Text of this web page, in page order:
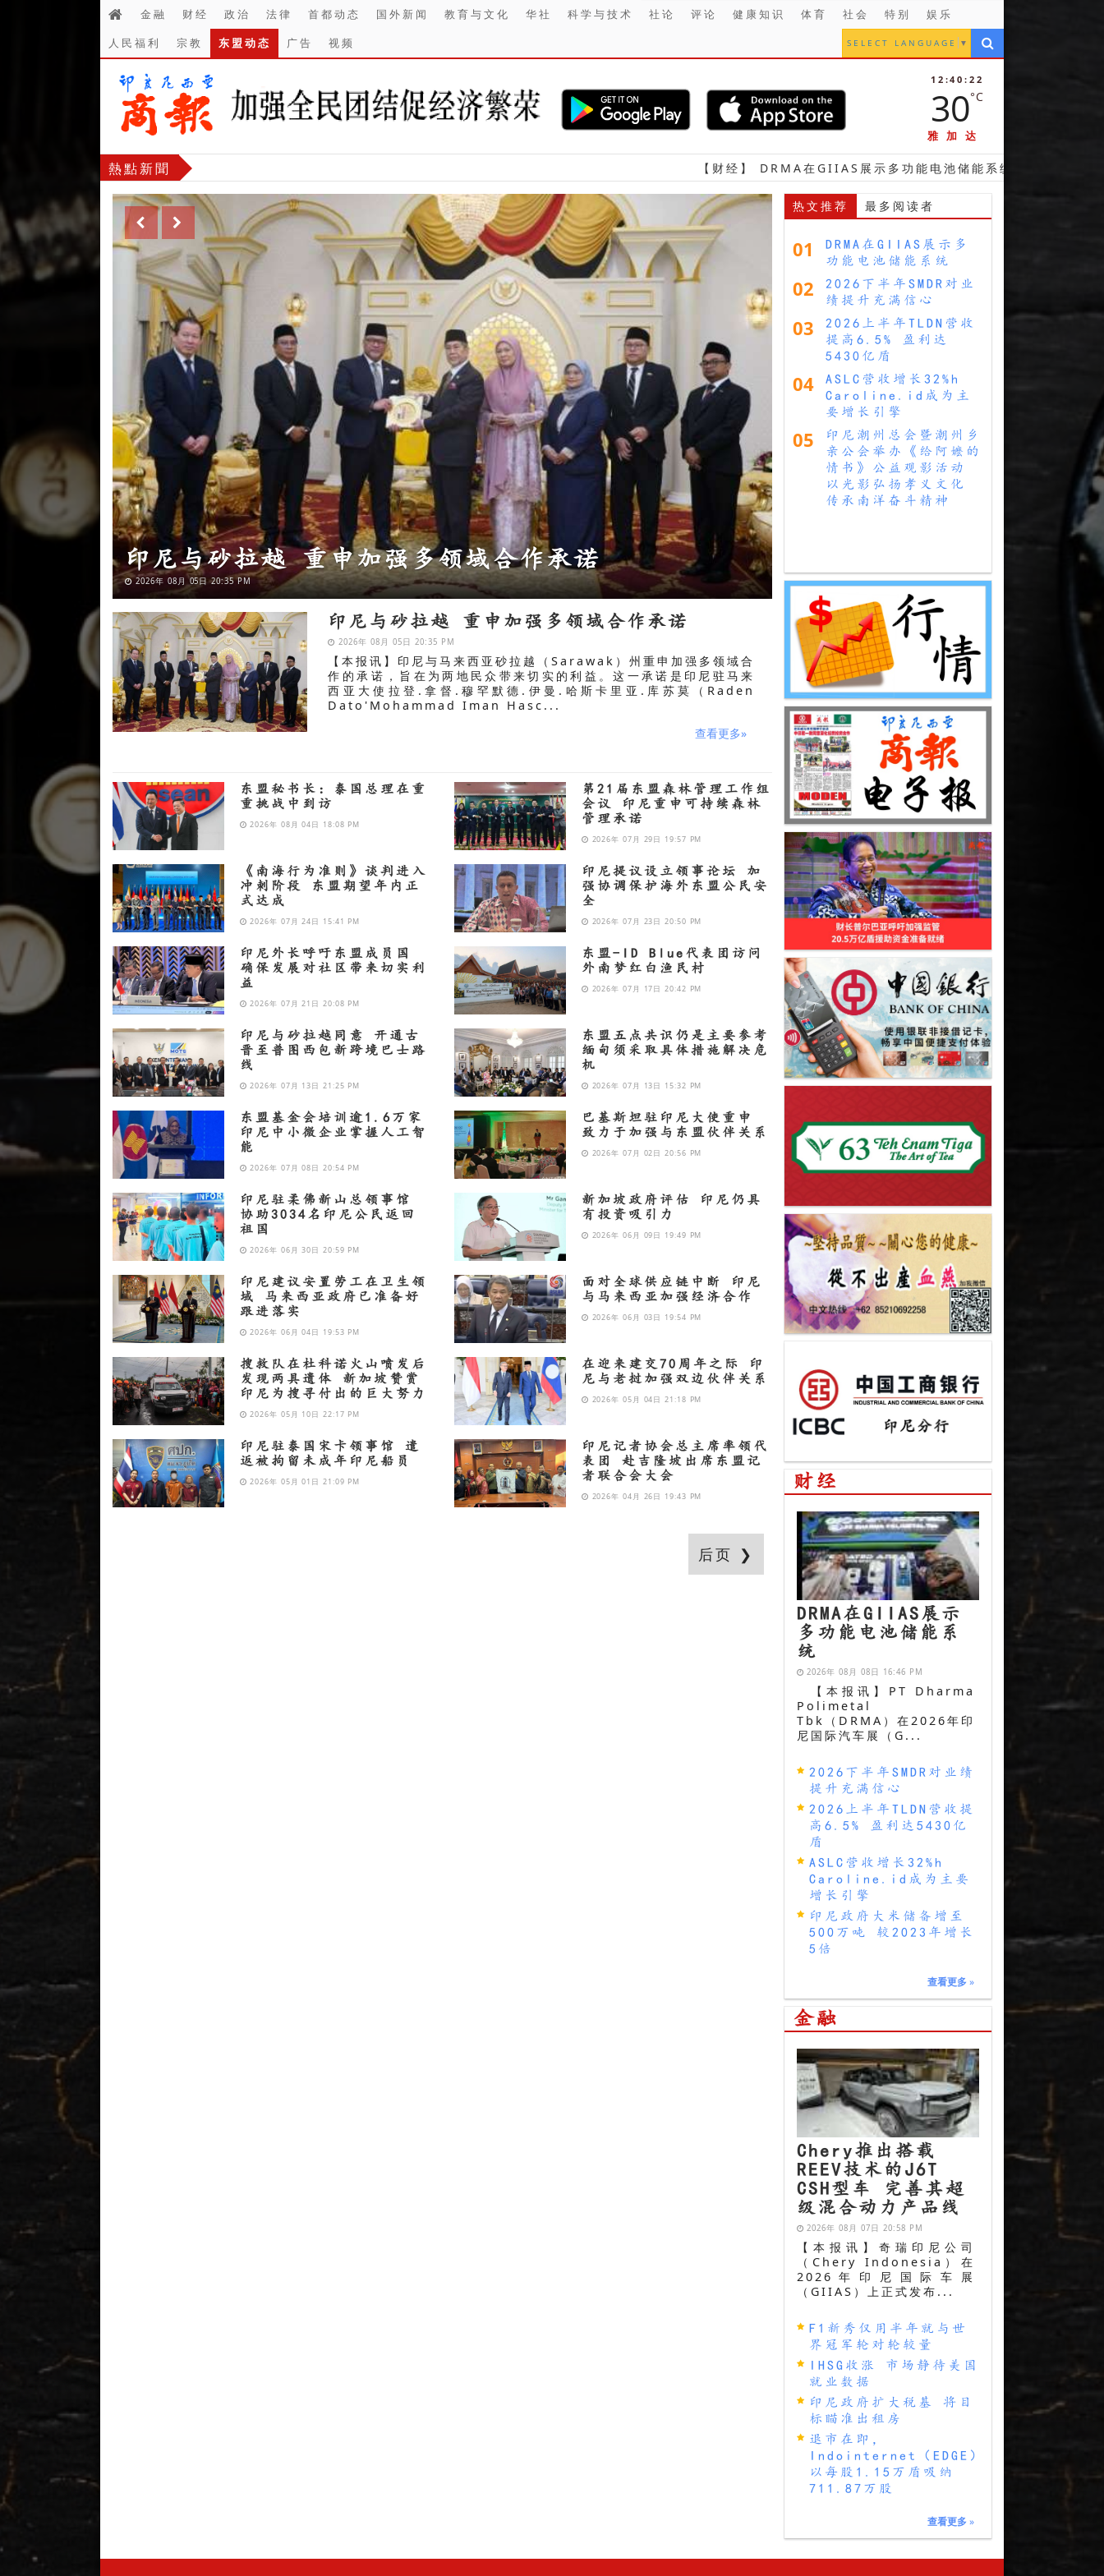
金融 财经 政治 法律 首都动态 国外新闻 教育与文化 华社 科学与技术 社论 评论 健康知识 体育 社会 特别
娱乐
人民福利
宗教 东盟动态 广告 视频 SELECT LANGUAGE ▼
12:40:23
30°C
雅加达
熱點新聞 【财经】 DRMA在GIIAS展示多功能电池储能系统 【财经】 2026下
东盟秘书长：泰国总理在重重挑战中到访
2026年 08月 04日 18:08 PM
印尼与砂拉越 重申加强多领域合作承诺
2026年 08月 05日 20:35 PM
【本报讯】印尼与马来西亚砂拉越（Sarawak）州重申加强多领域合
作的承诺，旨在为两地民众带来切实的利益。这一承诺是印尼驻马来
西亚大使拉登.拿督.穆罕默德.伊曼.哈斯卡里亚.库苏莫（Raden
Dato'Mohammad Iman Hasc...
查看更多»
东盟秘书长：泰国总理在重
重挑战中到访
2026年 08月 04日 18:08 PM
第21届东盟森林管理工作组
会议 印尼重申可持续森林
管理承诺
2026年 07月 29日 19:57 PM
《南海行为准则》谈判进入
冲刺阶段 东盟期望年内正
式达成
2026年 07月 24日 15:41 PM
印尼提议设立领事论坛 加
强协调保护海外东盟公民安
全
2026年 07月 23日 20:50 PM
印尼外长呼吁东盟成员国
确保发展对社区带来切实利
益
2026年 07月 21日 20:08 PM
东盟-ID Blue代表团访问
外南梦红白渔民村
2026年 07月 17日 20:42 PM
印尼与砂拉越同意 开通古
晋至普图西包新跨境巴士路
线
2026年 07月 13日 21:25 PM
东盟五点共识仍是主要参考
缅甸须采取具体措施解决危
机
2026年 07月 13日 15:32 PM
东盟基金会培训逾1.6万家
印尼中小微企业掌握人工智
能
2026年 07月 08日 20:54 PM
巴基斯坦驻印尼大使重申
致力于加强与东盟伙伴关系
2026年 07月 02日 20:56 PM
印尼驻柔佛新山总领事馆
协助3034名印尼公民返回
祖国
2026年 06月 30日 20:59 PM
新加坡政府评估 印尼仍具
有投资吸引力
2026年 06月 09日 19:49 PM
印尼建议安置劳工在卫生领
域 马来西亚政府已准备好
跟进落实
2026年 06月 04日 19:53 PM
面对全球供应链中断 印尼
与马来西亚加强经济合作
2026年 06月 03日 19:54 PM
搜救队在杜科诺火山喷发后
发现两具遗体 新加坡赞赏
印尼为搜寻付出的巨大努力
2026年 05月 10日 22:17 PM
在迎来建交70周年之际 印
尼与老挝加强双边伙伴关系
2026年 05月 04日 21:18 PM
印尼驻泰国宋卡领事馆 遣
返被拘留未成年印尼船员
2026年 05月 01日 21:09 PM
印尼记者协会总主席率领代
表团 赴吉隆坡出席东盟记
者联合会大会
2026年 04月 26日 19:43 PM
后页 ❯
热文推荐 最多阅读者
01
DRMA在GIIAS展示多
功能电池储能系统
02
2026下半年SMDR对业
绩提升充满信心
03
2026上半年TLDN营收
提高6.5% 盈利达
5430亿盾
04
ASLC营收增长32%h
Caroline.id成为主
要增长引擎
05
印尼潮州总会暨潮州乡
亲公会举办《给阿嬷的
情书》公益观影活动
以光影弘扬孝义文化
传承南洋奋斗精神
财经
DRMA在GIIAS展示
多功能电池储能系
统
2026年 08月 08日 16:46 PM
【本报讯】PT Dharma
Polimetal
Tbk（DRMA）在2026年印
尼国际汽车展（G...
2026下半年SMDR对业绩
提升充满信心
2026上半年TLDN营收提
高6.5% 盈利达5430亿
盾
ASLC营收增长32%h
Caroline.id成为主要
增长引擎
印尼政府大米储备增至
500万吨 较2023年增长
5倍
查看更多 »
金融
Chery推出搭载
REEV技术的J6T
CSH型车 完善其超
级混合动力产品线
2026年 08月 07日 20:58 PM
【本报讯】奇瑞印尼公司
（Chery Indonesia）在
2026年印尼国际车展
（GIIAS）上正式发布...
F1新秀仅用半年就与世
界冠军轮对轮较量
IHSG收涨 市场静待美国
就业数据
印尼政府扩大税基 将目
标瞄准出租房
退市在即，
Indointernet（EDGE）
以每股1.15万盾吸纳
711.87万股
查看更多 »